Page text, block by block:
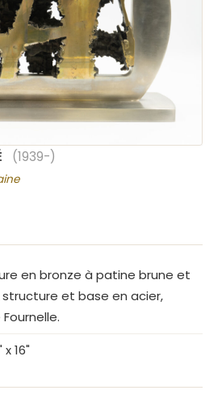
(1939-)
en bronze à patine brune et
et base en acier,
x 16"